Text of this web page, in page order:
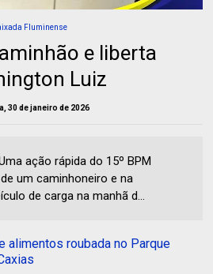
Fluminense
e liberta
Luiz
30 de janeiro de 2026
ação rápida do 15º BPM
um caminhoneiro e na
de carga na manhã d...
alimentos roubada no Parque